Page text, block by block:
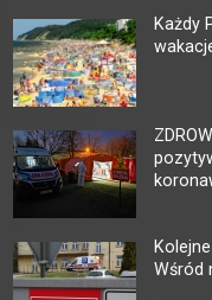
Każdy
Wśród